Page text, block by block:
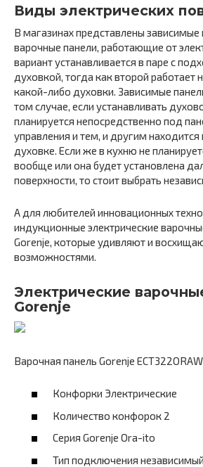
Виды электрических
В магазинах представлены зависимые
варочные панели, работающие от
вариант устанавливается в паре с
духовкой, тогда как второй работает
какой-либо духовки. Зависимые
том случае, если устанавливать
планируется непосредственно под
управления и тем, и другим
духовке. Если же в кухню не
вообще или она будет установлена
поверхности, то стоит выбрать
А для любителей инновационных
индукционные электрические
Gorenje, которые удивляют и
возможностями.
Электрические
Gorenje
Варочная панель Gorenje ECT322ORAW
Конфорки Электрические
Количество конфорок 2
Серия Gorenje Ora-ito
Тип подключения независимый